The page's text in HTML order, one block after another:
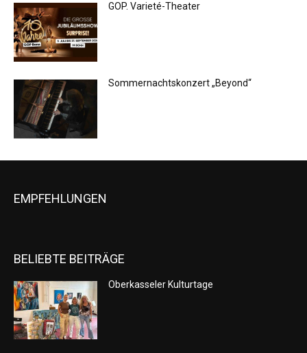
GOP. Varieté-Theater
Sommernachtskonzert „Beyond“
EMPFEHLUNGEN
BELIEBTE BEITRÄGE
Oberkasseler Kulturtage